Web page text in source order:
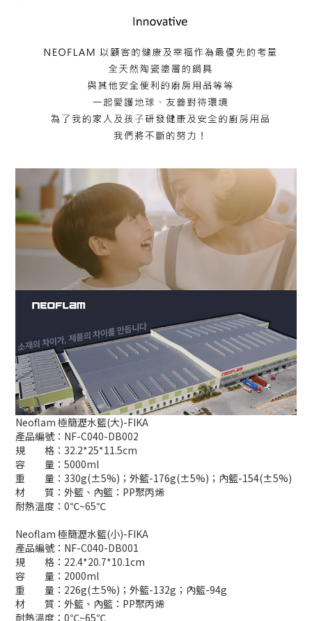
Neoflam 極簡瀝水籃(大)-FIKA
產品編號：NF-C040-DB002
規 格：32.2*25*11.5cm
容 量：5000ml
重 量：330g(±5%)；外籃-176g(±5%)；內籃-154(±5%)
材 質：外籃、內籃：PP聚丙烯
耐熱溫度：0℃~65℃
Neoflam 極簡瀝水籃(小)-FIKA
產品編號：NF-C040-DB001
規 格：22.4*20.7*10.1cm
容 量：2000ml
重 量：226g(±5%)；外籃-132g；內籃-94g
材 質：外籃、內籃：PP聚丙烯
耐熱溫度：0℃~65℃